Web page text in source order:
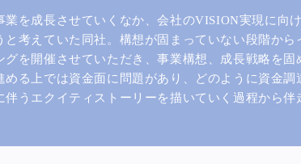
業を成長させていくなか、会社のVISION実現に向
と考えていた同社。構想が固まっていない段階から
グを開催させていただき、事業構想、成長戦略を固
める上では資金面に問題があり、どのように資金調
伴うエクイティストーリーを描いていく過程から伴